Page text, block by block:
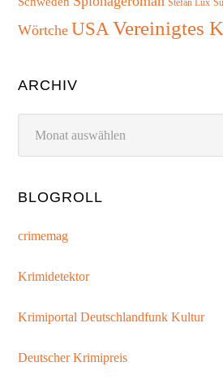
Stefan Lux
Wörtche USA Vereinigtes
ARCHIV
BLOGROLL
crimemag
Krimidetektor
Krimiportal Deutschlandfunk Kultur
Deutscher Krimipreis